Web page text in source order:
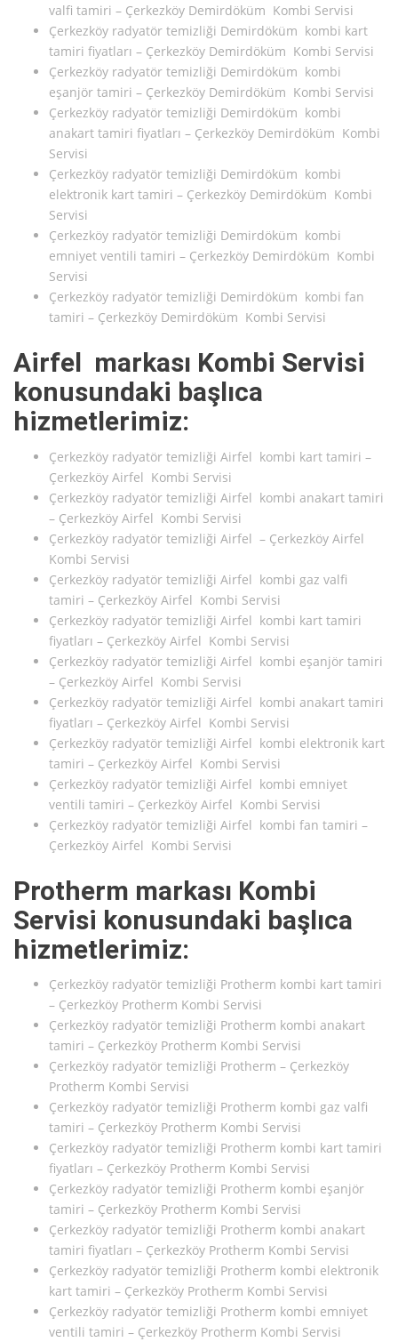
valfi tamiri – Çerkezköy Demirdöküm Kombi Servisi
Çerkezköy radyatör temizliği Demirdöküm kombi kart
tamiri fiyatları – Çerkezköy Demirdöküm Kombi Servisi
Çerkezköy radyatör temizliği Demirdöküm kombi
eşanjör tamiri – Çerkezköy Demirdöküm Kombi Servisi
Çerkezköy radyatör temizliği Demirdöküm kombi
anakart tamiri fiyatları – Çerkezköy Demirdöküm Kombi
Servisi
Çerkezköy radyatör temizliği Demirdöküm kombi
elektronik kart tamiri – Çerkezköy Demirdöküm Kombi
Servisi
Çerkezköy radyatör temizliği Demirdöküm kombi
emniyet ventili tamiri – Çerkezköy Demirdöküm Kombi
Servisi
Çerkezköy radyatör temizliği Demirdöküm kombi fan
tamiri – Çerkezköy Demirdöküm Kombi Servisi
Airfel markası Kombi Servisi
konusundaki başlıca
hizmetlerimiz:
Çerkezköy radyatör temizliği Airfel kombi kart tamiri –
Çerkezköy Airfel Kombi Servisi
Çerkezköy radyatör temizliği Airfel kombi anakart tamiri
– Çerkezköy Airfel Kombi Servisi
Çerkezköy radyatör temizliği Airfel – Çerkezköy Airfel
Kombi Servisi
Çerkezköy radyatör temizliği Airfel kombi gaz valfi
tamiri – Çerkezköy Airfel Kombi Servisi
Çerkezköy radyatör temizliği Airfel kombi kart tamiri
fiyatları – Çerkezköy Airfel Kombi Servisi
Çerkezköy radyatör temizliği Airfel kombi eşanjör tamiri
– Çerkezköy Airfel Kombi Servisi
Çerkezköy radyatör temizliği Airfel kombi anakart tamiri
fiyatları – Çerkezköy Airfel Kombi Servisi
Çerkezköy radyatör temizliği Airfel kombi elektronik kart
tamiri – Çerkezköy Airfel Kombi Servisi
Çerkezköy radyatör temizliği Airfel kombi emniyet
ventili tamiri – Çerkezköy Airfel Kombi Servisi
Çerkezköy radyatör temizliği Airfel kombi fan tamiri –
Çerkezköy Airfel Kombi Servisi
Protherm markası Kombi
Servisi konusundaki başlıca
hizmetlerimiz:
Çerkezköy radyatör temizliği Protherm kombi kart tamiri
– Çerkezköy Protherm Kombi Servisi
Çerkezköy radyatör temizliği Protherm kombi anakart
tamiri – Çerkezköy Protherm Kombi Servisi
Çerkezköy radyatör temizliği Protherm – Çerkezköy
Protherm Kombi Servisi
Çerkezköy radyatör temizliği Protherm kombi gaz valfi
tamiri – Çerkezköy Protherm Kombi Servisi
Çerkezköy radyatör temizliği Protherm kombi kart tamiri
fiyatları – Çerkezköy Protherm Kombi Servisi
Çerkezköy radyatör temizliği Protherm kombi eşanjör
tamiri – Çerkezköy Protherm Kombi Servisi
Çerkezköy radyatör temizliği Protherm kombi anakart
tamiri fiyatları – Çerkezköy Protherm Kombi Servisi
Çerkezköy radyatör temizliği Protherm kombi elektronik
kart tamiri – Çerkezköy Protherm Kombi Servisi
Çerkezköy radyatör temizliği Protherm kombi emniyet
ventili tamiri – Çerkezköy Protherm Kombi Servisi